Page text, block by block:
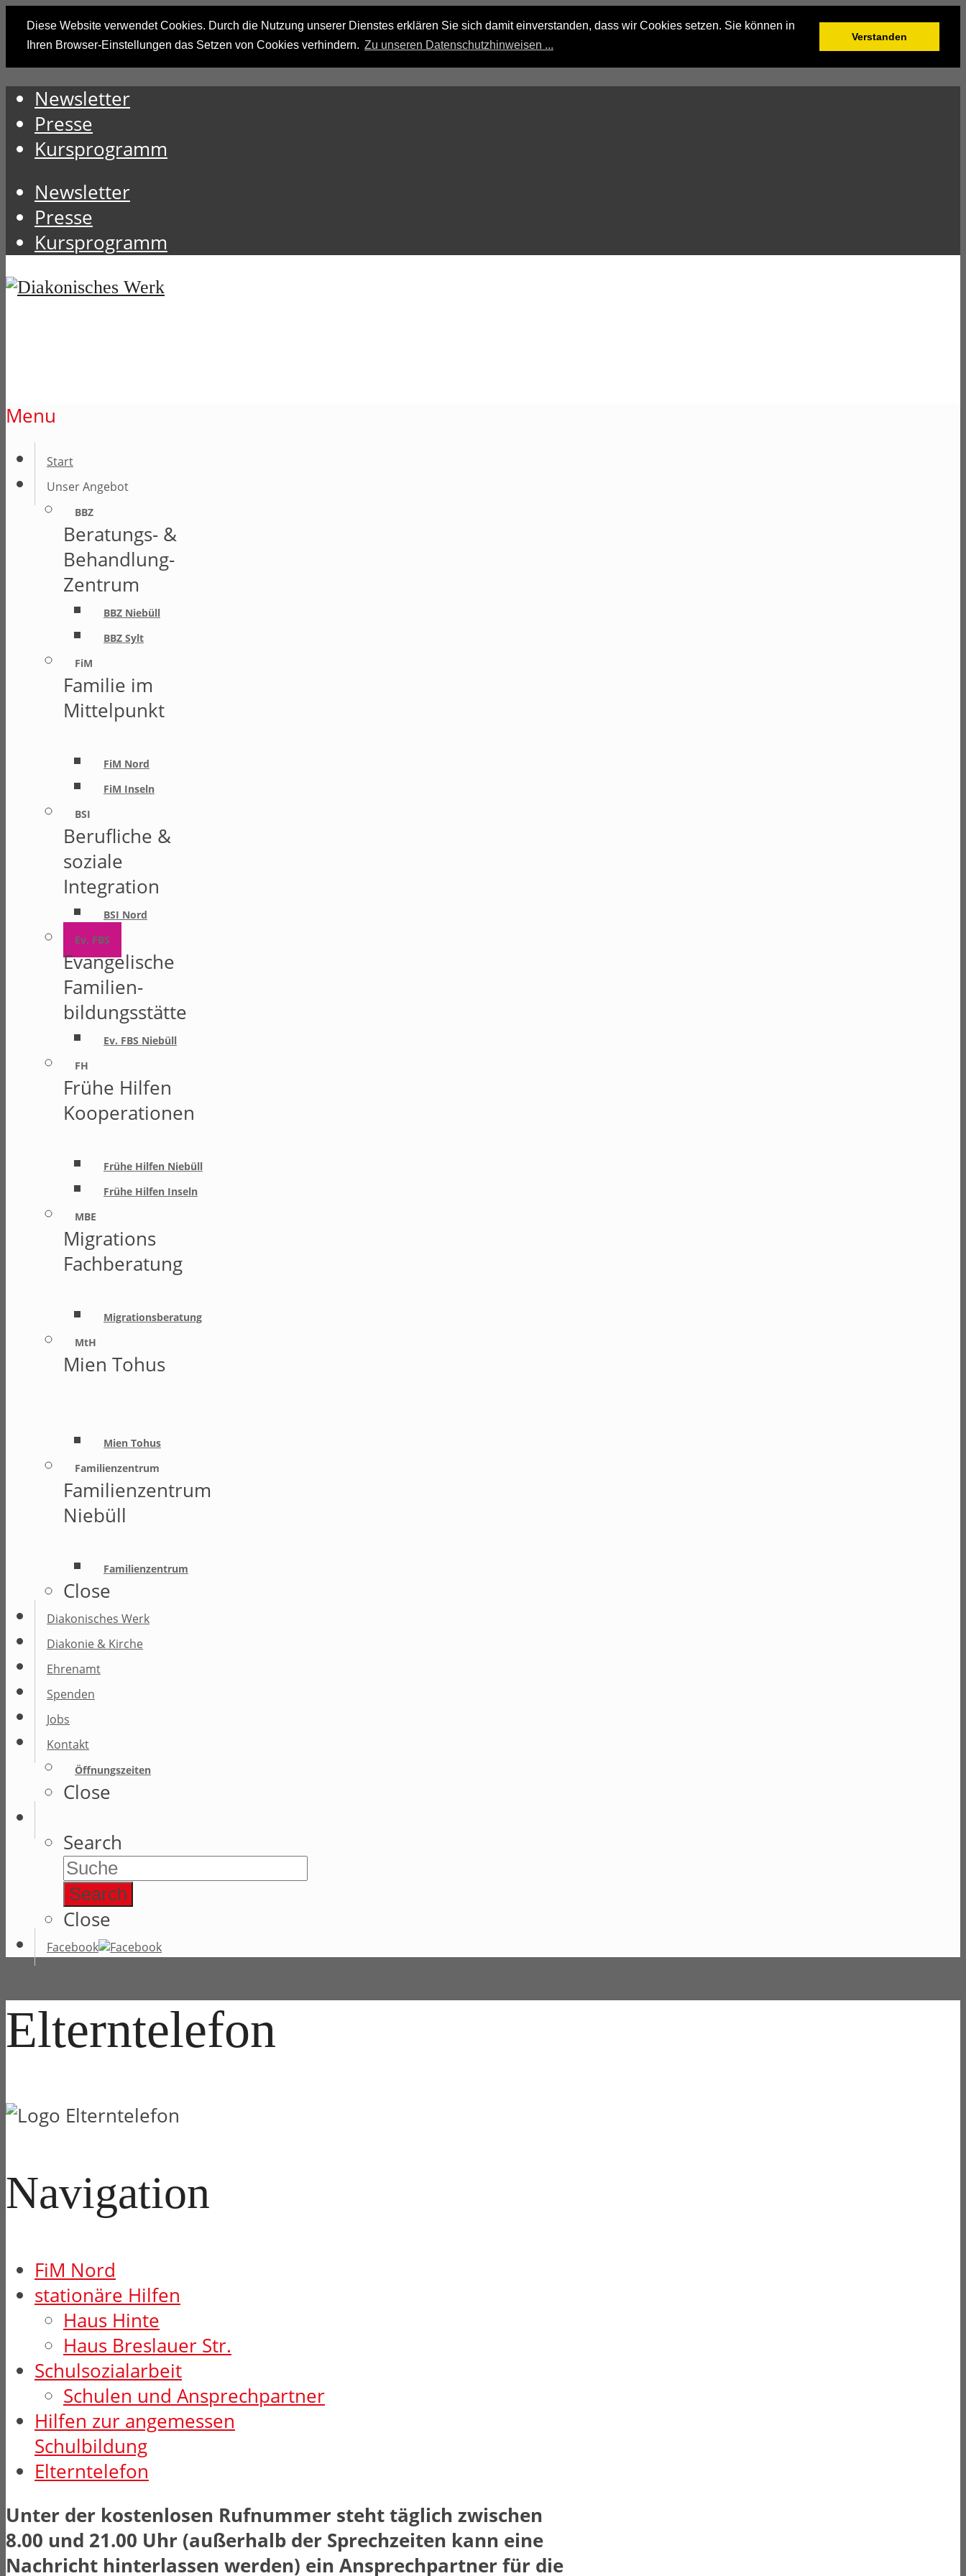
Diese Website verwendet Cookies. Durch die Nutzung unserer Dienstes erklären Sie sich damit einverstanden, dass wir Cookies setzen. Sie können in
Ihren Browser-Einstellungen das Setzen von Cookies verhindern. Zu unseren Datenschutzhinweisen ...
Verstanden
Newsletter
Presse
Kursprogramm
Newsletter
Presse
Kursprogramm
Menu
Start
Unser Angebot
BBZ
Beratungs- &
Behandlung-
Zentrum
BBZ Niebüll
BBZ Sylt
FiM
Familie im
Mittelpunkt
FiM Nord
FiM Inseln
BSI
Berufliche &
soziale
Integration
BSI Nord
Ev. FBS
Evangelische
Familien-
bildungsstätte
Ev. FBS Niebüll
FH
Frühe Hilfen
Kooperationen
Frühe Hilfen Niebüll
Frühe Hilfen Inseln
MBE
Migrations
Fachberatung
Migrationsberatung
MtH
Mien Tohus
Mien Tohus
Familienzentrum
Familienzentrum
Niebüll
Familienzentrum
Close
Diakonisches Werk
Diakonie & Kirche
Ehrenamt
Spenden
Jobs
Kontakt
Öffnungszeiten
Close
Search
Search
Close
Facebook
Elterntelefon
Navigation
FiM Nord
stationäre Hilfen
Haus Hinte
Haus Breslauer Str.
Schulsozialarbeit
Schulen und Ansprechpartner
Hilfen zur angemessen
Schulbildung
Elterntelefon
Unter der kostenlosen Rufnummer steht täglich zwischen
8.00 und 21.00 Uhr (außerhalb der Sprechzeiten kann eine
Nachricht hinterlassen werden) ein Ansprechpartner für die